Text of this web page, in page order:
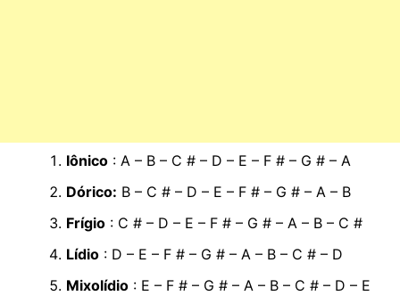
Iônico: A – B – C # – D – E – F # – G # – A
Dórico: B – C # – D – E – F # – G # – A – B
Frígio: C # – D – E – F # – G # – A – B – C #
Lídio: D – E – F # – G # – A – B – C # – D
Mixolídio: E – F # – G # – A – B – C # – D – E